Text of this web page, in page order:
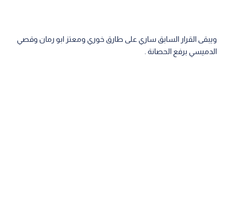
ويبقى القرار السابق ساري على طارق خوري ومعتز ابو رمان وقصي
الدميسي برفع الحصانة .